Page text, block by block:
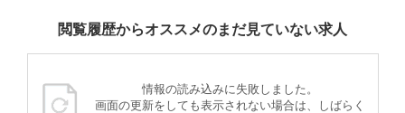
閲覧履歴からオススメのまだ見ていない求人
情報の読み込みに失敗しました。
画面の更新をしても表示されない場合は、しばらく